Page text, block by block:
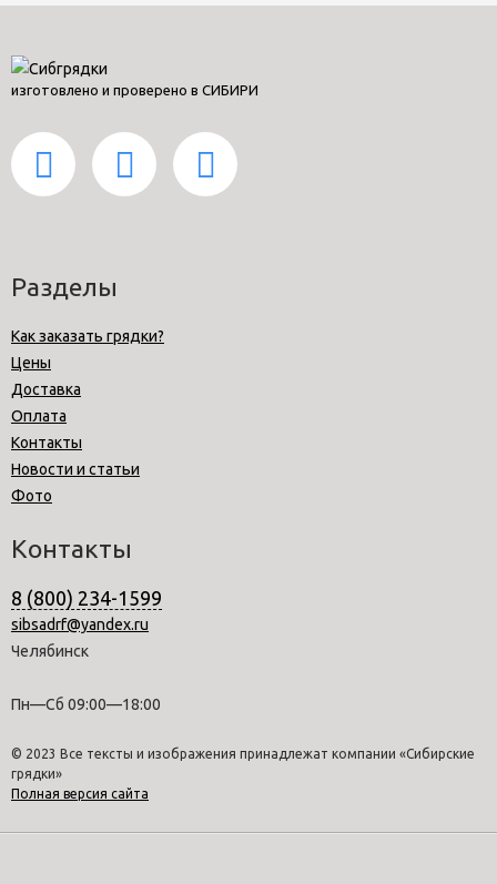
изготовлено и проверено в СИБИРИ
Разделы
Как заказать грядки?
Цены
Доставка
Оплата
Контакты
Новости и статьи
Фото
Контакты
8 (800) 234-1599
sibsadrf@yandex.ru
Челябинск
Пн—Сб 09:00—18:00
© 2023 Все тексты и изображения принадлежат компании «Сибирские
грядки»
Полная версия сайта